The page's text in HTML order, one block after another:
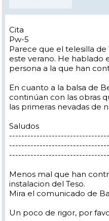
Cita
Pw-5
Parece que el telesilla
este verano. He hablado
persona a la que han
En cuanto a la balsa de
continúan con las obras
las primeras nevadas de
Saludos
Menos mal que han
instalacion del Teso.
Mira el comunicado de
Un poco de rigor, por